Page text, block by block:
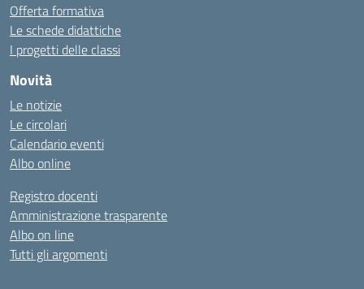
Offerta formativa
Le schede didattiche
I progetti delle classi
Novità
Le notizie
Le circolari
Calendario eventi
Albo online
Registro docenti
Amministrazione trasparente
Albo on line
Tutti gli argomenti